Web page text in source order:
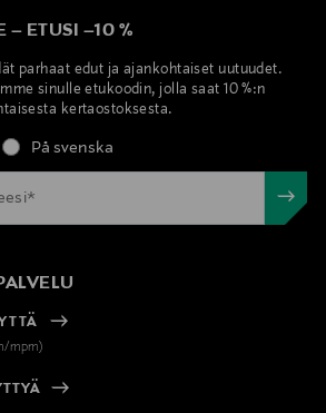
– ETUSI –10 %
parhaat edut ja ajankohtaiset uutuudet.
sinulle etukoodin, jolla saat 10 %:n
kertaostoksesta.
På svenska
mpm)